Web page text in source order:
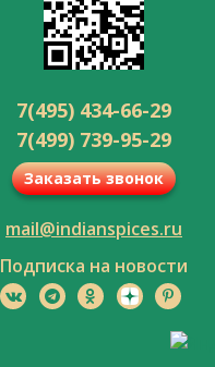
7(495) 434-66-29
7(499) 739-95-29
Заказать звонок
mail@indianspices.ru
Подписка на новости